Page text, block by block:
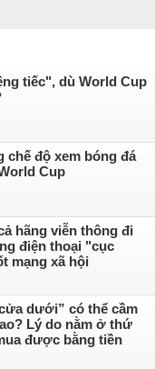
tiếc", dù World Cup
chế độ xem bóng đá
Cup
hãng viễn thông đi
điện thoại "cục
mạng xã hội
dưới” có thể cầm
Lý do nằm ở thứ
được bằng tiền